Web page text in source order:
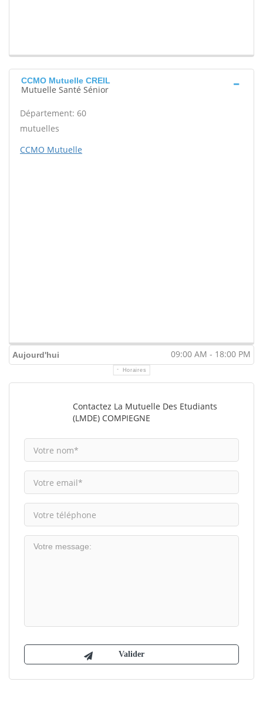
CCMO Mutuelle CREIL
Mutuelle Santé Sénior
Département: 60
mutuelles
CCMO Mutuelle
Aujourd'hui 09:00 AM - 18:00 PM
Horaires
Contactez La Mutuelle Des Etudiants
(LMDE) COMPIEGNE